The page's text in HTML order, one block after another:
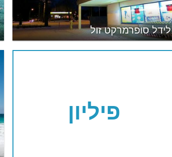
לידל סופרמרקט זול
פיליון